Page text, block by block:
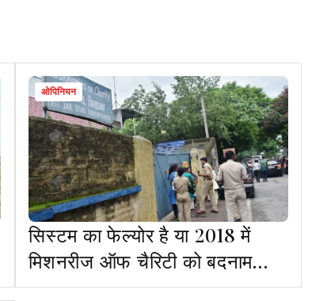
ओपिनियन
सिस्टम का फेल्योर है या 2018 में
मिशनरीज ऑफ चैरिटी को बदनाम
किया गया था?